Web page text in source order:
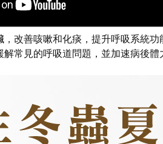
改善咳嗽和化痰，提升呼吸系統
常見的呼吸道問題，並加速病後體